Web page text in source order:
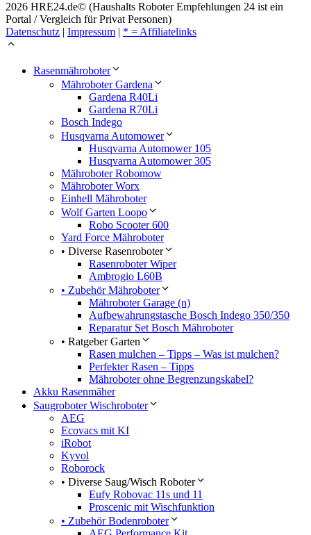
2026 HRE24.de© (Haushalts Roboter Empfehlungen 24 ist ein
Portal / Vergleich für Privat Personen)
Datenschutz | Impressum | * = Affiliatelinks
Rasenmähroboter
Mähroboter Gardena
Gardena R40Li
Gardena R70Li
Bosch Indego
Husqvarna Automower
Husqvarna Automower 105
Husqvarna Automower 305
Mähroboter Robomow
Mähroboter Worx
Einhell Mähroboter
Wolf Garten Loopo
Robo Scooter 600
Yard Force Mähroboter
• Diverse Rasenroboter
Rasenroboter Wiper
Ambrogio L60B
• Zubehör Mähroboter
Mähroboter Garage (n)
Aufbewahrungstasche Bosch Indego 350/350
Reparatur Set Bosch Mähroboter
• Ratgeber Garten
Rasen mulchen – Tipps – Was ist mulchen?
Perfekter Rasen – Tipps
Mähroboter ohne Begrenzungskabel?
Akku Rasenmäher
Saugroboter Wischroboter
AEG
Ecovacs mit KI
iRobot
Kyvol
Roborock
• Diverse Saug/Wisch Roboter
Eufy Robovac 11s und 11
Proscenic mit Wischfunktion
• Zubehör Bodenroboter